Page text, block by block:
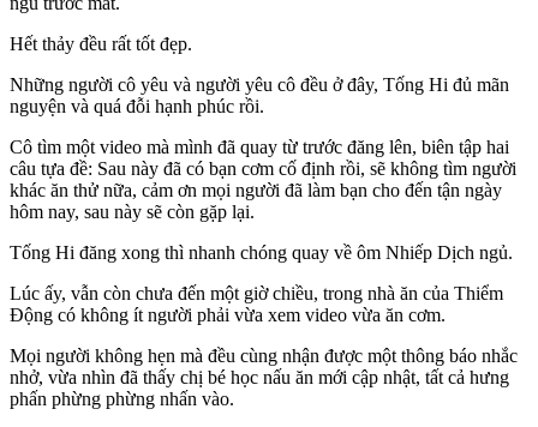
Hết thảy đều rất tốt đẹp.
Những người cô yêu và người yêu cô đều ở đây, Tống Hi đủ mãn
nguyện và quá đỗi hạnh phúc rồi.
Cô tìm một video mà mình đã quay từ trước đăng lên, biên tập hai
câu tựa đề: Sau này đã có bạn cơm cố định rồi, sẽ không tìm người
khác ăn thử nữa, cảm ơn mọi người đã làm bạn cho đến tận ngày
hôm nay, sau này sẽ còn gặp lại.
Tống Hi đăng xong thì nhanh chóng quay về ôm Nhiếp Dịch ngủ.
Lúc ấy, vẫn còn chưa đến một giờ chiều, trong nhà ăn của Thiểm
Động có không ít người phải vừa xem video vừa ăn cơm.
Mọi người không hẹn mà đều cùng nhận được một thông báo nhắc
nhở, vừa nhìn đã thấy chị bé học nấu ăn mới cập nhật, tất cả hưng
phấn phừng phừng nhấn vào.